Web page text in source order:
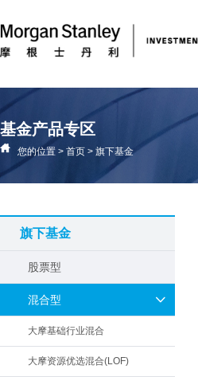
基金产品专区
您的位置 > 首页 > 旗下基金
旗下基金
股票型
混合型
大摩基础行业混合
大摩资源优选混合(LOF)